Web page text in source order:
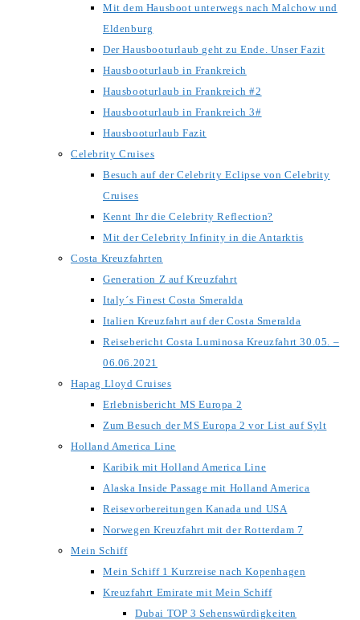
Mit dem Hausboot unterwegs nach Malchow und
Eldenburg
Der Hausbooturlaub geht zu Ende. Unser Fazit
Hausbooturlaub in Frankreich
Hausbooturlaub in Frankreich #2
Hausbooturlaub in Frankreich 3#
Hausbooturlaub Fazit
Celebrity Cruises
Besuch auf der Celebrity Eclipse von Celebrity
Cruises
Kennt Ihr die Celebrity Reflection?
Mit der Celebrity Infinity in die Antarktis
Costa Kreuzfahrten
Generation Z auf Kreuzfahrt
Italy´s Finest Costa Smeralda
Italien Kreuzfahrt auf der Costa Smeralda
Reisebericht Costa Luminosa Kreuzfahrt 30.05. –
06.06.2021
Hapag Lloyd Cruises
Erlebnisbericht MS Europa 2
Zum Besuch der MS Europa 2 vor List auf Sylt
Holland America Line
Karibik mit Holland America Line
Alaska Inside Passage mit Holland America
Reisevorbereitungen Kanada und USA
Norwegen Kreuzfahrt mit der Rotterdam 7
Mein Schiff
Mein Schiff 1 Kurzreise nach Kopenhagen
Kreuzfahrt Emirate mit Mein Schiff
Dubai TOP 3 Sehenswürdigkeiten